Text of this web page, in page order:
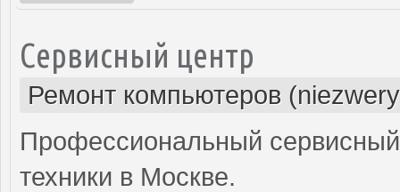
Сервисный центр
Ремонт компьютеров
Профессиональный
техники в Москве.